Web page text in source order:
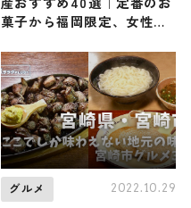
菓子から福岡限定、女性向
紹介
グルメ 2022.10.29